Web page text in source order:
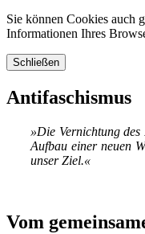
Sie können Cookies auch
Informationen Ihres
Schließen
Antifaschismus
»Die Ver­nich­tung
Auf­bau ei­ner neu­en
un­ser Ziel.«
Vom